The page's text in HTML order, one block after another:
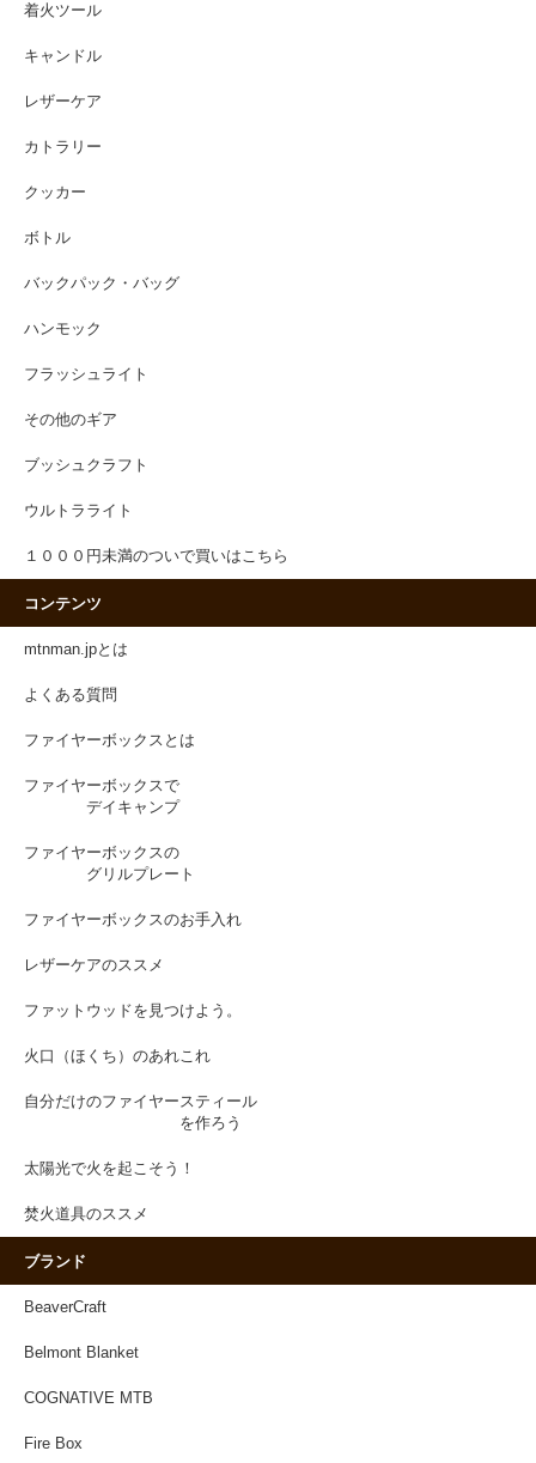
着火ツール
キャンドル
レザーケア
カトラリー
クッカー
ボトル
バックパック・バッグ
ハンモック
フラッシュライト
その他のギア
ブッシュクラフト
ウルトラライト
１０００円未満のついで買いはこちら
コンテンツ
mtnman.jpとは
よくある質問
ファイヤーボックスとは
ファイヤーボックスで
デイキャンプ
ファイヤーボックスの
グリルプレート
ファイヤーボックスのお手入れ
レザーケアのススメ
ファットウッドを見つけよう。
火口（ほくち）のあれこれ
自分だけのファイヤースティール
を作ろう
太陽光で火を起こそう！
焚火道具のススメ
ブランド
BeaverCraft
Belmont Blanket
COGNATIVE MTB
Fire Box